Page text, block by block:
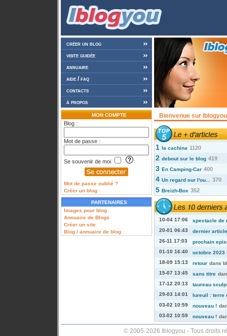
créer un blog
visite guidée
annuaire
aide / faq
contacts
à propos
MON COMPTE
Blog :
Mot de passe :
Se souvenir de moi
Mot de passe oublié ?
Créer un blog
PARTENAIRES
Images pour blog
Annuaire de Blogs
Créer un site
Blog / annuaire de blog
Bienvenue sur
1 la cachina 1120
2 debout sur le blog 419
3 En Camping-Car 400
4 Un regard sur l'ou... 370
5 Breizh-Box 352
10-04 17:06
spectacle de
20-01 06:43
dernier
26-11 17:03
prochain
01-10 16:40
octobre 2023
18-09 15:13
retour dans
15-07 13:45
sans titre
17-12 20:13
taureau
29-03 14:01
lureuil : terre
03-02 10:59
nouveau !
03-02 10:59
nouveau !
© 2005-2026 Iblogyou - Tous droits